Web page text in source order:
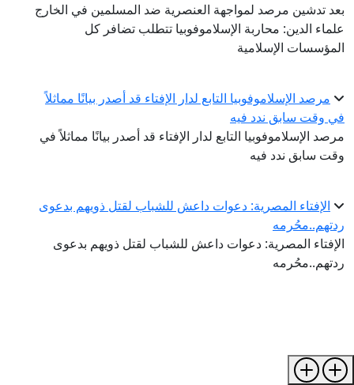
بعد تدشين مرصد لمواجهة العنصرية ضد المسلمين في الخارج
علماء الدين: محاربة الإسلاموفوبيا تتطلب تضافر كل
المؤسسات الإسلامية
مرصد الإسلاموفوبيا التابع لدار الإفتاء قد أصدر بيانًا مماثلاً
في وقت سابق ندد فيه
مرصد الإسلاموفوبيا التابع لدار الإفتاء قد أصدر بيانًا مماثلاً في
وقت سابق ندد فيه
الإفتاء المصرية: دعوات داعش للشباب لقتل ذويهم بدعوى
ردتهم..محُرمه
الإفتاء المصرية: دعوات داعش للشباب لقتل ذويهم بدعوى
ردتهم..محُرمه